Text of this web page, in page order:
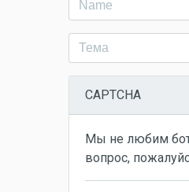
CAPTCHA
Мы не любим
вопрос,